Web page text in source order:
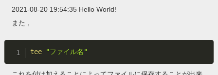
2021-08-20 19:54:35 Hello World!
また，
tee "ファイル名"